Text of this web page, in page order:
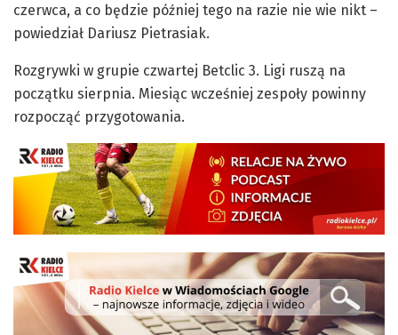
czerwca, a co będzie później tego na razie nie wie nikt –
powiedział Dariusz Pietrasiak.
Rozgrywki w grupie czwartej Betclic 3. Ligi ruszą na
początku sierpnia. Miesiąc wcześniej zespoły powinny
rozpocząć przygotowania.